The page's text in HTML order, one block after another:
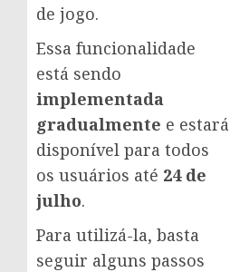
de jogo.
Essa funcionalidade
está sendo
implementada
gradualmente e estará
disponível para todos
os usuários até 24 de
julho.
Para utilizá-la, basta
seguir alguns passos